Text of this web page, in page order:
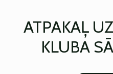
ATPAKAĻ
KLUBA